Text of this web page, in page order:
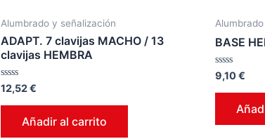
Alumbrado y señalización
ADAPT. 7 clavijas MACHO / 13
clavijas HEMBRA
Valorado
0
12,52€
Añadir al carrito
BASE
Valorado
en
0
9,10€